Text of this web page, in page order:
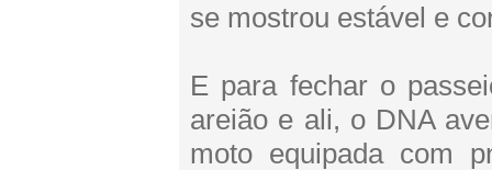
se mostrou estável e
E para fechar o
areião e ali, o DNA
moto equipada com